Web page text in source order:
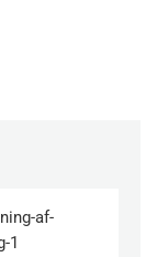
af-
1